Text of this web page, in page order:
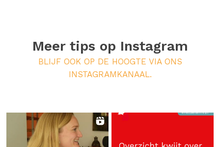
Meer tips op Instagram
BLIJF OOK OP DE HOOGTE VIA ONS
INSTAGRAMKANAAL.